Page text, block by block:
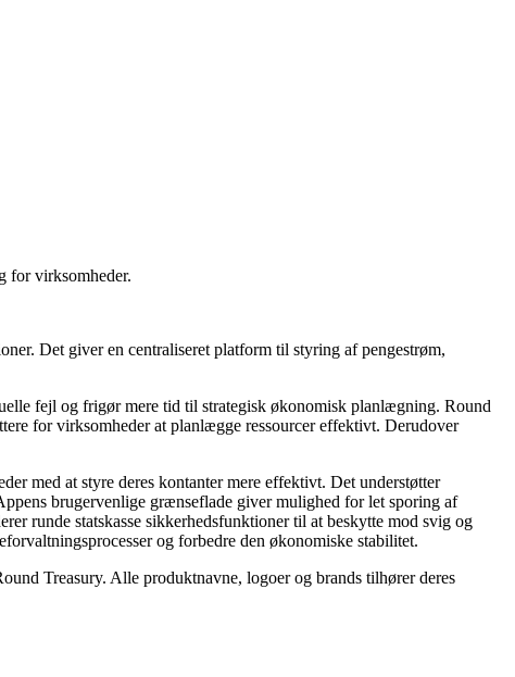
for virksomheder.
Det giver en centraliseret platform til styring af pengestrøm,
fejl og frigør mere tid til strategisk økonomisk planlægning. Round
for virksomheder at planlægge ressourcer effektivt. Derudover
med at styre deres kontanter mere effektivt. Det understøtter
brugervenlige grænseflade giver mulighed for let sporing af
runde statskasse sikkerhedsfunktioner til at beskytte mod svig og
og forbedre den økonomiske stabilitet.
Treasury. Alle produktnavne, logoer og brands tilhører deres